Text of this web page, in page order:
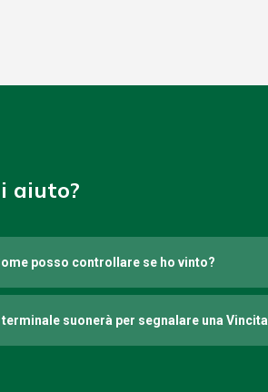
aiuto?
posso controllare se ho vinto?
Il terminale suonerà per segnalare una